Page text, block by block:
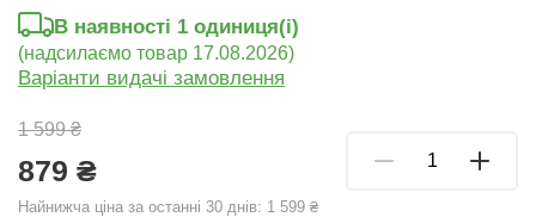
1 599 ₴
879 ₴
Найнижча ціна за останні 30 днів: 1 599 ₴
В наявності 1 oдиниця(і)
(надсилаємо товар 17.08.2026)
Варіанти видачі замовлення